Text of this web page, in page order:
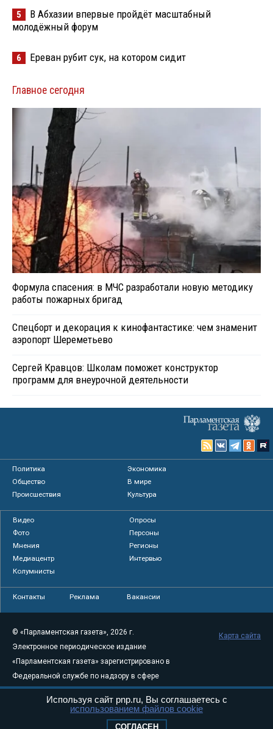
5
В Абхазии впервые пройдёт масштабный
молодёжный форум
6 Ереван рубит сук, на котором сидит
Главное сегодня
Формула спасения: в МЧС разработали новую методику
работы пожарных бригад
Спецборт и декорация к кинофантастике: чем знаменит
аэропорт Шереметьево
Сергей Кравцов: Школам поможет конструктор
программ для внеурочной деятельности
Политика
Экономика
Общество
В мире
Происшествия
Культура
Видео
Опросы
Фото
Персоны
Мнения
Регионы
Медиацентр
Интервью
Колумнисты
Контакты Реклама Вакансии
© «Парламентская газета», 2026 г.
Электронное периодическое издание
«Парламентская газета» зарегистрировано в
Федеральной службе по надзору в сфере
связи, информационных технологий и
массовых коммуникаций (Роскомнадзор) 05
Карта сайта
Используя сайт pnp.ru, Вы соглашаетесь с
использованием файлов cookie
СОГЛАСЕН